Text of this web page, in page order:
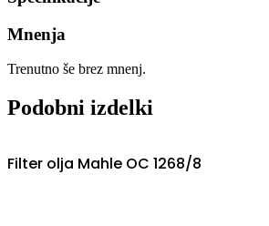
Mnenja
Trenutno še brez mnenj.
Podobni izdelki
Filter olja Mahle OC 1268/8